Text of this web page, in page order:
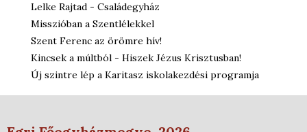
Lelke Rajtad - Családegyház
Misszióban a Szentlélekkel
Szent Ferenc az örömre hív!
Kincsek a múltból - Hiszek Jézus Krisztusban!
Új szintre lép a Karitasz iskolakezdési programja